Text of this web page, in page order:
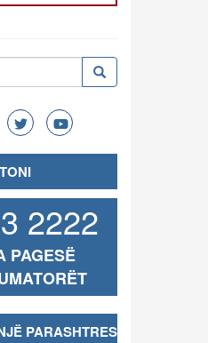
Kërko
2222
PAGESË
PARASHTRESË